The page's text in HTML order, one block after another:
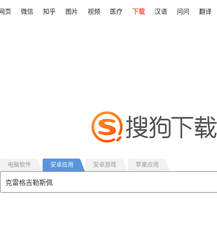
页 微信 知乎 图片 视频 医疗 下载 汉语 问问 翻译
电脑软件 安卓应用 安卓游戏 苹果应用